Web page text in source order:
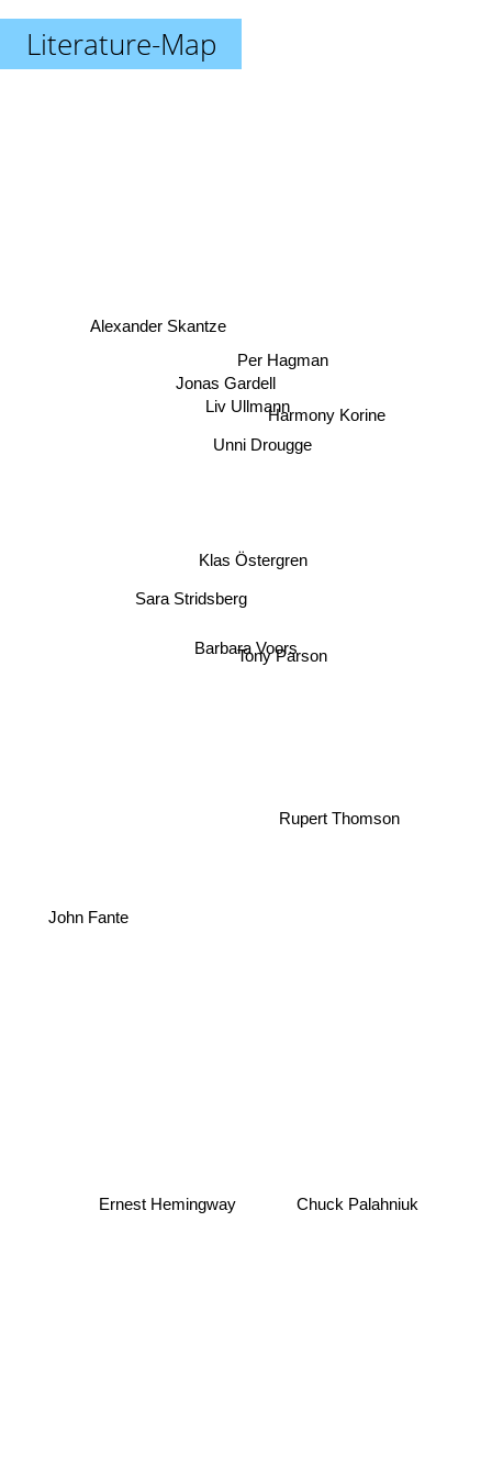
Literature-Map
Barbara Voors
Klas Östergren
Tony Parson
Unni Drougge
Sara Stridsberg
Jonas Gardell
Liv Ullmann
Rupert Thomson
Harmony Korine
Per Hagman
Alexander Skantze
John Fante
Ernest Hemingway Chuck Palahniuk